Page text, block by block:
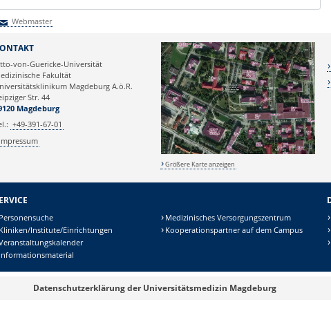
Webmaster
von-Guericke-Universität
Fakultät
Magdeburg A.ö.R.
Str. 44
Magdeburg
+49-391-67-01
Impressum
Größere Karte anzeigen
Personensuche
Kliniken/Institute/Einrichtungen
Informationsmaterial
Medizinisches Versorgungszentrum
Kooperationspartner auf dem Campus
Datenschutzerklärung der Universitätsmedizin Magdeburg